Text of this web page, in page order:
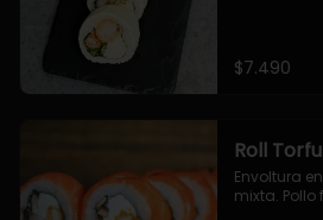
$7.490
Roll
Envoltura
mixta. Pollo